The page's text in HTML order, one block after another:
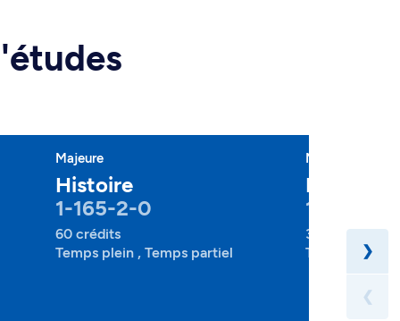
Majeure
Histoire
1-165-2-0
60 crédits
Temps plein , Temps partiel
Mineure
Histoire
1-165-4-
30 crédits
Temps plein ,
❯
❮